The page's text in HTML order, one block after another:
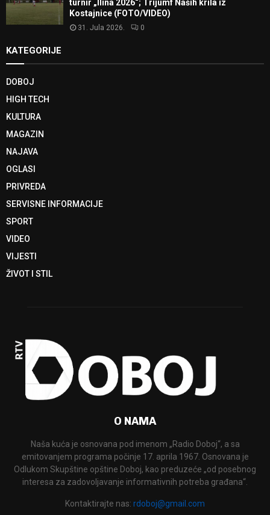
turnir „Ilina 2026“; Trijumf Naših krila iz
Kostajnice (FOTO/VIDEO)
31. Jula 2026. 0
KATEGORIJE
DOBOJ
HIGH TECH
KULTURA
MAGAZIN
NAJAVA
OGLASI
PRIVREDA
SERVISNE INFORMACIJE
SPORT
VIDEO
VIJESTI
ŽIVOT I STIL
O NAMA
Naša kuća je osnovana pod imenom „Radio Doboj“, a sa
emitovanjem programa počinje 17. aprila 1967. Osnovana je
Odlukom Skupštine opštine Doboj, kao preduzeće „od posebnog
interesa za zadovoljavanje informativnih potreba građana“.
Kontaktirajte nas: rdoboj@gmail.com